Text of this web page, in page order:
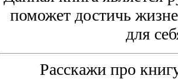
поможет достичь
для
Расскажи про